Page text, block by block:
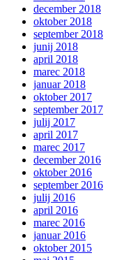
december 2018
oktober 2018
september 2018
junij 2018
april 2018
marec 2018
januar 2018
oktober 2017
september 2017
julij 2017
april 2017
marec 2017
december 2016
oktober 2016
september 2016
julij 2016
april 2016
marec 2016
januar 2016
oktober 2015